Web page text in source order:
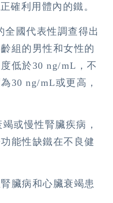
確利用體內的鐵。
全國代表性調查得出
組的男性和女性的
低於30 ng/mL，不
30 ng/mL或更高，
或慢性腎臟疾病，
能性缺鐵在不良健
臟病和心臟衰竭患